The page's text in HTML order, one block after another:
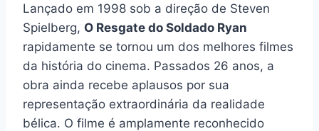
Lançado em 1998 sob a direção de Steven
Spielberg, O Resgate do Soldado Ryan
rapidamente se tornou um dos melhores filmes
da história do cinema. Passados 26 anos, a
obra ainda recebe aplausos por sua
representação extraordinária da realidade
bélica. O filme é amplamente reconhecido